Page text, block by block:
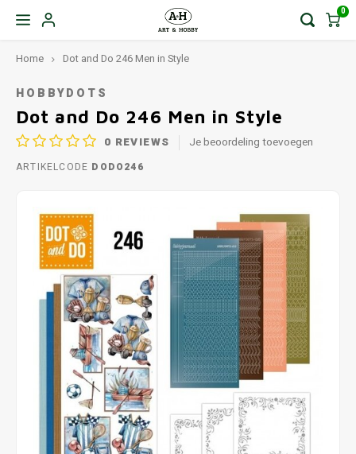
0
Home Dot and Do 246 Men in Style
HOBBYDOTS
Dot and Do 246 Men in Style
0 REVIEWS Je beoordeling toevoegen
ARTIKELCODE DODO246